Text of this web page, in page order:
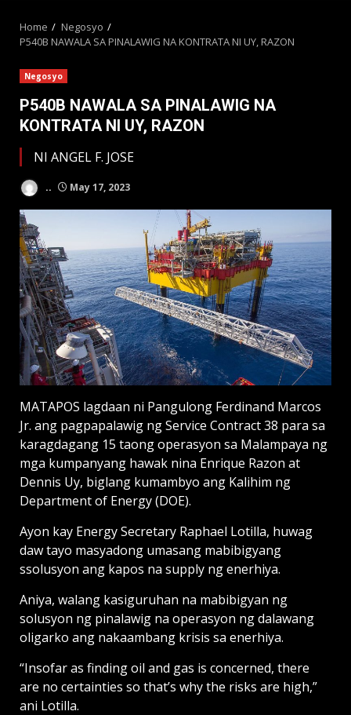
Home
Negosyo
P540B NAWALA SA PINALAWIG NA KONTRATA NI UY, RAZON
Negosyo
P540B NAWALA SA PINALAWIG NA
KONTRATA NI UY, RAZON
NI ANGEL F. JOSE
.. May 17, 2023
MATAPOS lagdaan ni Pangulong Ferdinand Marcos
Jr. ang pagpapalawig ng Service Contract 38 para sa
karagdagang 15 taong operasyon sa Malampaya ng
mga kumpanyang hawak nina Enrique Razon at
Dennis Uy, biglang kumambyo ang Kalihim ng
Department of Energy (DOE).
Ayon kay Energy Secretary Raphael Lotilla, huwag
daw tayo masyadong umasang mabibigyang
ssolusyon ang kapos na supply ng enerhiya.
Aniya, walang kasiguruhan na mabibigyan ng
solusyon ng pinalawig na operasyon ng dalawang
oligarko ang nakaambang krisis sa enerhiya.
“Insofar as finding oil and gas is concerned, there
are no certainties so that’s why the risks are high,”
ani Lotilla.